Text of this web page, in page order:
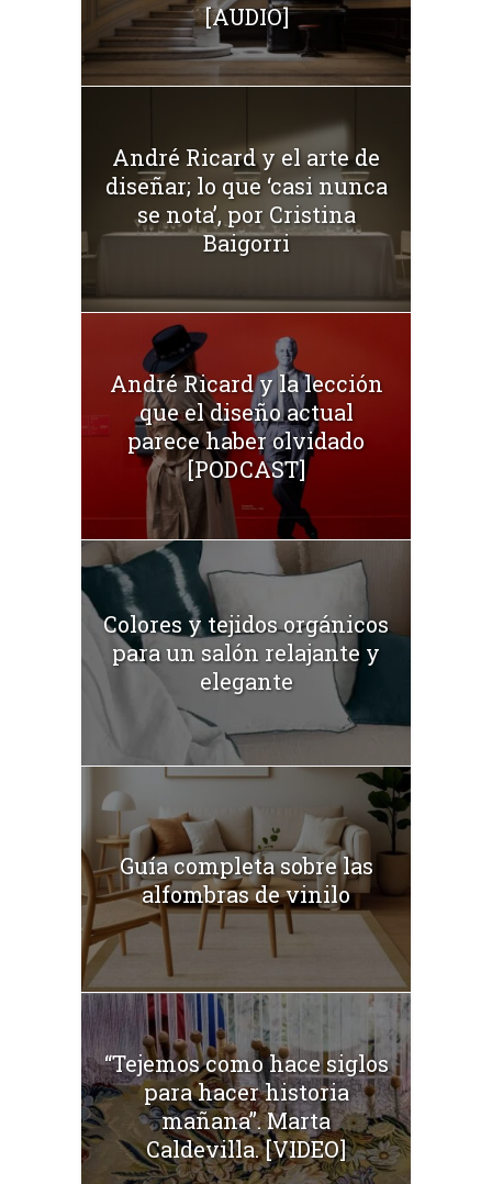
[AUDIO]
André Ricard y el arte de
diseñar; lo que ‘casi nunca
se nota’, por Cristina
Baigorri
André Ricard y la lección
que el diseño actual
parece haber olvidado
[PODCAST]
Colores y tejidos orgánicos
para un salón relajante y
elegante
Guía completa sobre las
alfombras de vinilo
“Tejemos como hace siglos
para hacer historia
mañana”. Marta
Caldevilla. [VIDEO]